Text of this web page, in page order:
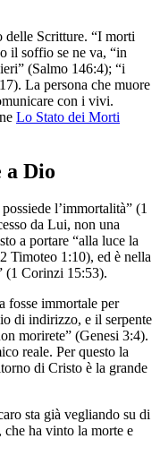
delle Scritture. “I morti
il soffio se ne va, “in
(Salmo 146:4); “i
La persona che muore
con i vivi.
Lo Stato dei Morti
a Dio
l’immortalità” (1
da Lui, non una
a portare “alla luce la
Timoteo 1:10), ed è nella
(1 Corinzi 15:53).
fosse immortale per
di indirizzo, e il serpente
morirete” (Genesi 3:4).
reale. Per questo la
di Cristo è la grande
sta già vegliando su di
ha vinto la morte e